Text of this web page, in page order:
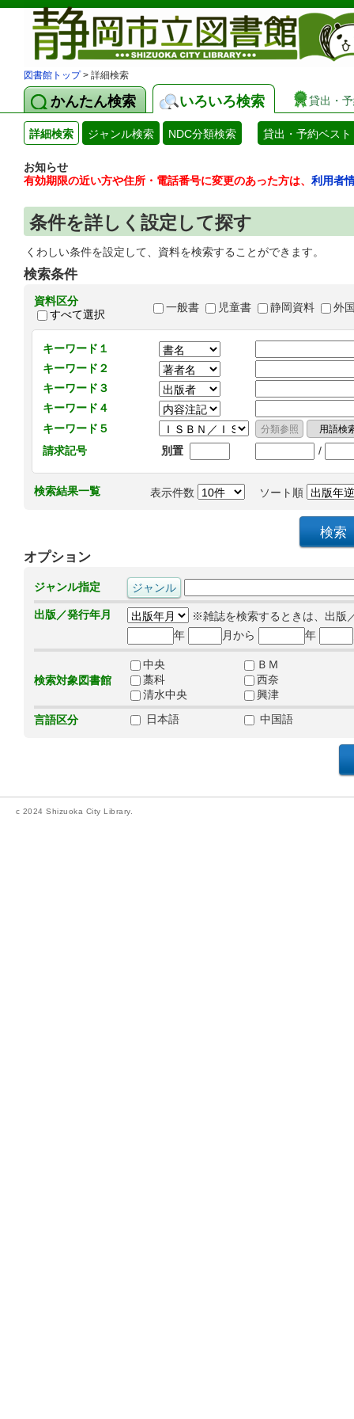
図書館トップ> 詳細検索
かんたん検索 いろいろ検索 貸出・
詳細検索 ジャンル検索 NDC分類検索 貸出・予約ベスト
お知らせ
有効期限の近い方や住所・電話番号に変更のあった方は、 利用者
条件を詳しく設定して探す
くわしい条件を設定して、資料を検索することができます。
検索条件
資料区分
すべて選択
一般書 児童書 静岡資料 外
キーワード１
キーワード２
キーワード３
キーワード４
キーワード５
請求記号
別置 /
検索結果一覧 表示件数 ソート順
オプション
ジャンル指定
出版／発行年月
※雑誌を検索するときは、出版
年
月から 年
検索対象図書館
中央
ＢＭ
藁科
西奈
清水中央
興津
言語区分
日本語 中国語
c 2024 Shizuoka City Library.